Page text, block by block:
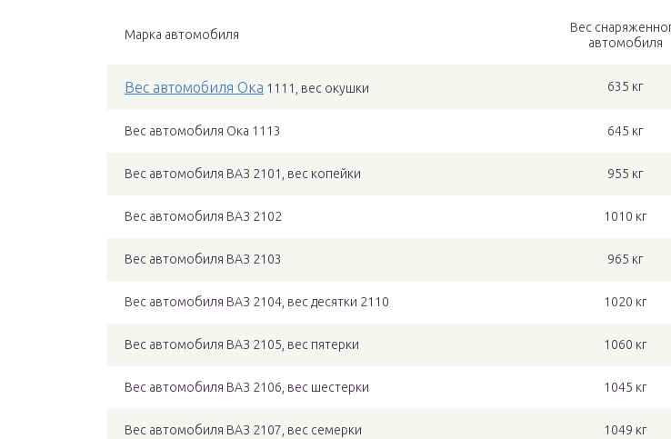
Марка автомобиля
Вес
автомобиля
Вес автомобиля Ока 1111, вес окушки 635 кг
Вес автомобиля Ока 1113 645 кг
Вес автомобиля ВАЗ 2101, вес копейки 955 кг
Вес автомобиля ВАЗ 2102 1010 кг
Вес автомобиля ВАЗ 2103 965 кг
Вес автомобиля ВАЗ 2104, вес десятки 2110 1020 кг
Вес автомобиля ВАЗ 2105, вес пятерки 1060 кг
Вес автомобиля ВАЗ 2106, вес шестерки 1045 кг
Вес автомобиля ВАЗ 2107, вес семерки 1049 кг